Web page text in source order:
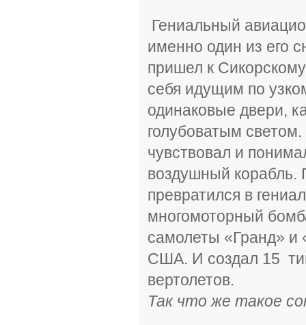
Гениальный
именно один из его
пришел к
себя идущим по
одинаковые двери,
голубоватым
чувствовал и
воздушный
превратился в
многомоторный
самолеты «Гранд» и
США. И создал 15
вертолетов.
Так что же такое